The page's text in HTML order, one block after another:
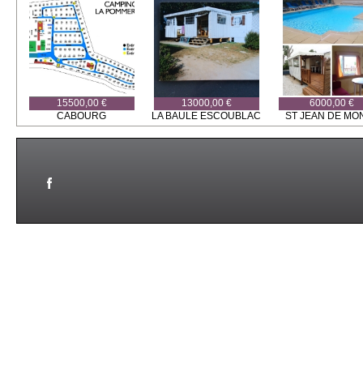
15500,00 €
CABOURG
13000,00 €
LA BAULE ESCOUBLAC
6000,00 €
ST JEAN DE